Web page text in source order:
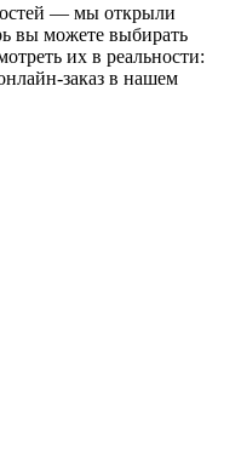
— мы открыли
вы можете выбирать
их в реальности:
заказ в нашем